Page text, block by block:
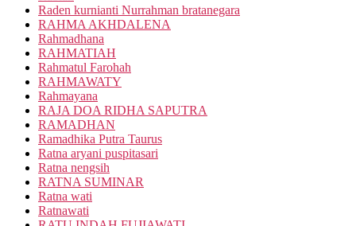
Raden kurnianti Nurrahman bratanegara
RAHMA AKHDALENA
Rahmadhana
RAHMATIAH
Rahmatul Farohah
RAHMAWATY
Rahmayana
RAJA DOA RIDHA SAPUTRA
RAMADHAN
Ramadhika Putra Taurus
Ratna aryani puspitasari
Ratna nengsih
RATNA SUMINAR
Ratna wati
Ratnawati